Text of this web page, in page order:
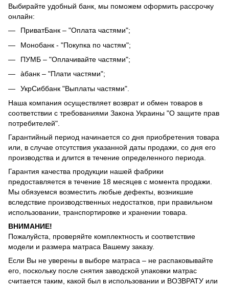
Выбирайте удобный банк, мы поможем оформить рассрочку
онлайн:
ПриватБанк – "Оплата частями";
Монобанк - "Покупка по частям";
ПУМБ – "Оплачивайте частями";
àбанк – "Плати частями";
УкрСиббанк "Выплаты частями".
Наша компания осуществляет возврат и обмен товаров в
соответствии с требованиями Закона Украины "О защите прав
потребителей".
Гарантийный период начинается со дня приобретения товара
или, в случае отсутствия указанной даты продажи, со дня его
производства и длится в течение определенного периода.
Гарантия качества продукции нашей фабрики
предоставляется в течение 18 месяцев с момента продажи.
Мы обязуемся возместить любые дефекты, возникшие
вследствие производственных недостатков, при правильном
использовании, транспортировке и хранении товара.
ВНИМАНИЕ!
Пожалуйста, проверяйте комплектность и соответствие
модели и размера матраса Вашему заказу.
Если Вы не уверены в выборе матраса – не распаковывайте
его, поскольку после снятия заводской упаковки матрас
считается таким, какой был в использовании и ВОЗВРАТУ или